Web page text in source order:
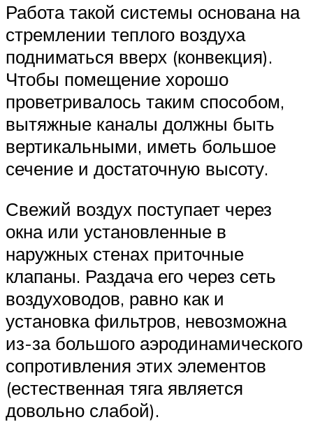
Работа такой системы основана на
стремлении теплого воздуха
подниматься вверх (конвекция).
Чтобы помещение хорошо
проветривалось таким способом,
вытяжные каналы должны быть
вертикальными, иметь большое
сечение и достаточную высоту.
Свежий воздух поступает через
окна или установленные в
наружных стенах приточные
клапаны. Раздача его через сеть
воздуховодов, равно как и
установка фильтров, невозможна
из-за большого аэродинамического
сопротивления этих элементов
(естественная тяга является
довольно слабой).